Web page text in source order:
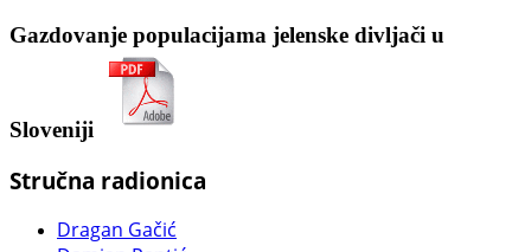
Gazdovanje populacijama jelenske divljači u
Sloveniji
Stručna radionica
Dragan Gačić